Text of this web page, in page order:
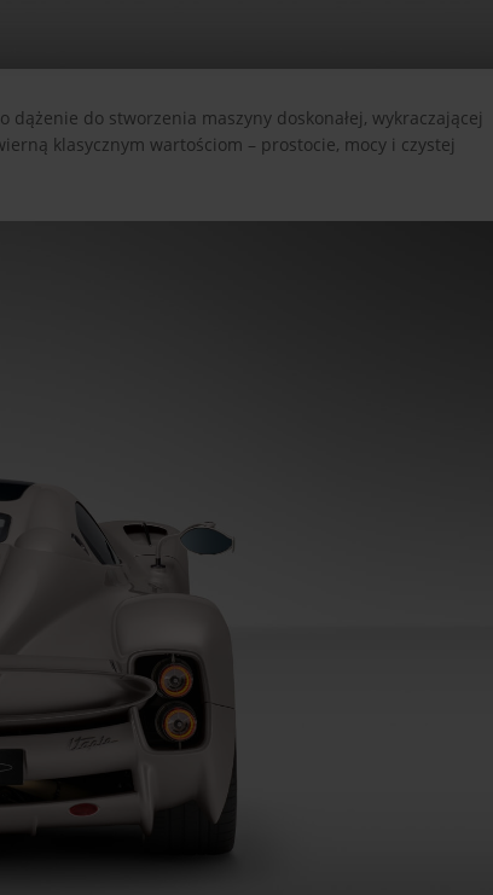
dążenie do stworzenia maszyny doskonałej, wykraczającej
klasycznym wartościom – prostocie, mocy i czystej